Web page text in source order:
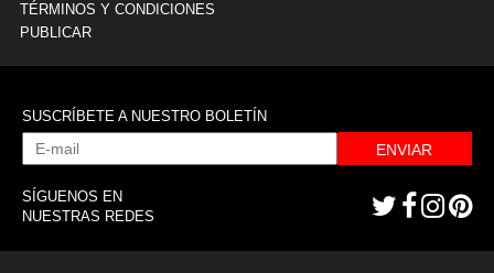
TÉRMINOS Y CONDICIONES
PUBLICAR
SUSCRÍBETE A NUESTRO BOLETÍN
ENVIAR
SÍGUENOS EN
NUESTRAS REDES